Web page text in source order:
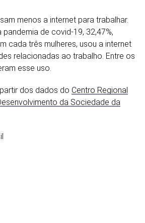
menos a internet para trabalhar.
pandemia de covid-19, 32,47%,
cada três mulheres, usou a internet
relacionadas ao trabalho. Entre os
esse uso.
dos dados do Centro Regional
da Sociedade da